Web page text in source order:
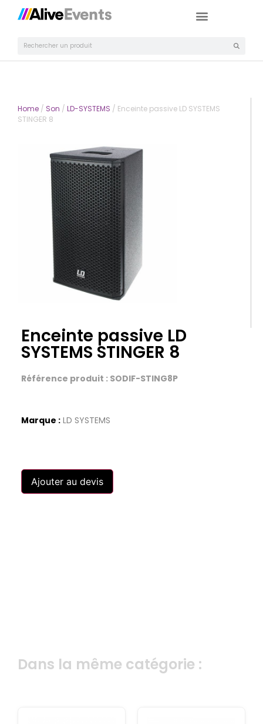
Home / Son / LD-SYSTEMS / Enceinte passive LD SYSTEMS
STINGER 8
Enceinte passive LD
SYSTEMS STINGER 8
Référence produit : SODIF-STING8P
Marque : LD SYSTEMS
Ajouter au devis
Dans la même catégorie :